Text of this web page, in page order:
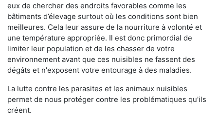
eux de chercher des endroits favorables comme les
bâtiments d’élevage surtout où les conditions sont bien
meilleures. Cela leur assure de la nourriture à volonté et
une température appropriée. Il est donc primordial de
limiter leur population et de les chasser de votre
environnement avant que ces nuisibles ne fassent des
dégâts et n'exposent votre entourage à des maladies.
La lutte contre les parasites et les animaux nuisibles
permet de nous protéger contre les problématiques qu'ils
créent.